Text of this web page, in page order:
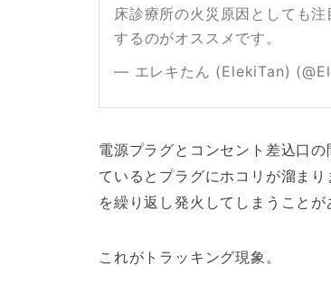
床診療所の火災原因としても
するのがオススメです。
— エレキたん (ElekiTan)
電源プラグとコンセント差込口
ているとプラグにホコリが溜ま
を繰り返し発火してしまうことが
これがトラッキング現象。